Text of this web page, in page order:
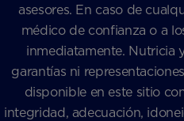
asesores. En caso de
médico de confianza o a
inmediatamente. Nutricia
garantías ni
disponible en este sitio
integridad, adecuación,